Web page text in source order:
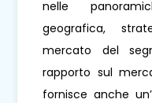
nelle
geografica,
mercato del
rapporto sul
fornisce anche